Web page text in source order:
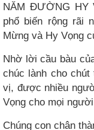
NĂM ĐƯỜNG HY
phổ biến rộng rãi
Mừng và Hy Vọng
Nhờ lời cầu bàu
chúc lành cho
vị, được nhiều
Vọng cho mọi
Chúng con chân